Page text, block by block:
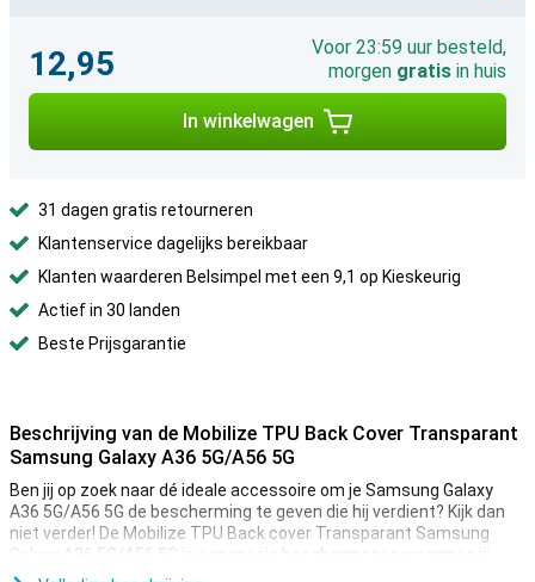
12,95
Voor 23:59 uur besteld,
morgen gratis in huis
In winkelwagen
31 dagen gratis retourneren
Klantenservice dagelijks bereikbaar
Klanten waarderen Belsimpel met een 9,1 op Kieskeurig
Actief in 30 landen
Beste Prijsgarantie
Beschrijving van de Mobilize TPU Back Cover Transparant
Samsung Galaxy A36 5G/A56 5G
Ben jij op zoek naar dé ideale accessoire om je Samsung Galaxy
A36 5G/A56 5G de bescherming te geven die hij verdient? Kijk dan
niet verder! De Mobilize TPU Back cover Transparant Samsung
Galaxy A36 5G/A56 5G is een mooie beschermcase waarmee jij
zorgt dat je telefoon zo lang mogelijk mee gaat.